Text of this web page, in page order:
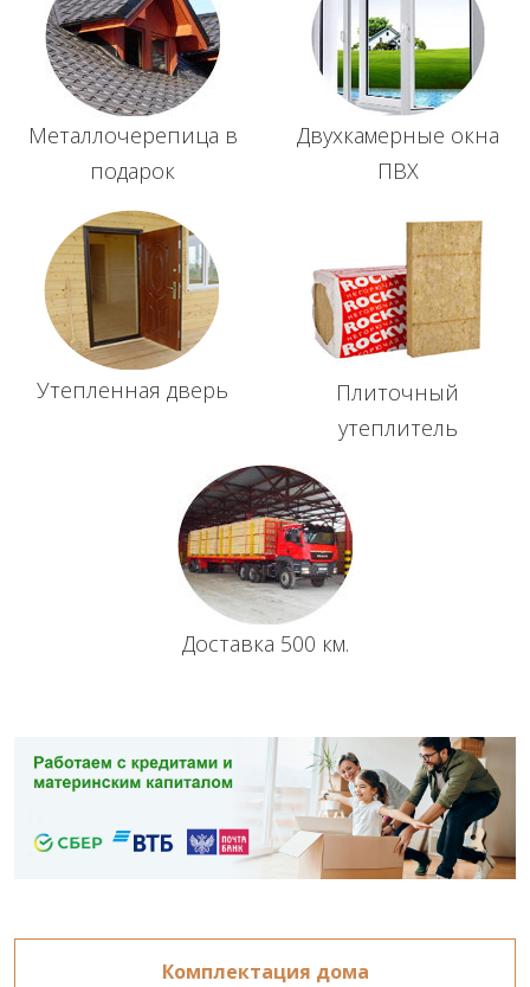
Металлочерепица в
подарок
Двухкамерные окна
ПВХ
Утепленная дверь
Плиточный
утеплитель
Доставка 500 км.
Комплектация дома